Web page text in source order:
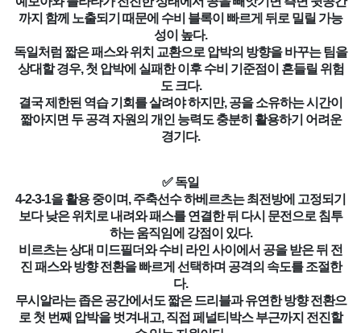
까지 함께 노출되기 때문에 수비 블록이 빠르게 뒤로 밀릴 가능
성이 높다.
독일처럼 짧은 패스와 위치 교환으로 압박의 방향을 바꾸는 팀을
상대할 경우, 첫 압박에 실패한 이후 수비 기준점이 흔들릴 위험
도 크다.
결국 제한된 역습 기회를 살려야 하지만, 공을 소유하는 시간이
짧아지면 두 공격 자원의 개인 능력도 충분히 활용하기 어려운
경기다.
✅ 독일
4-2-3-1을 활용 중이며, 주축선수 하베르츠는 최전방에 고정되기
보다 낮은 위치로 내려와 패스를 연결한 뒤 다시 문전으로 침투
하는 움직임에 강점이 있다.
비르츠는 상대 미드필더와 수비 라인 사이에서 공을 받은 뒤 전
진 패스와 방향 전환을 빠르게 선택하며 공격의 속도를 조절한
다.
무시알라는 좁은 공간에서도 짧은 드리블과 유연한 방향 전환으
로 첫 번째 압박을 벗겨내고, 직접 페널티박스 부근까지 전진할